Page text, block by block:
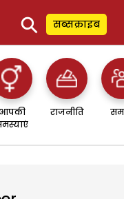
⚲ सब्सक्राइब
आपकी
राजनीति